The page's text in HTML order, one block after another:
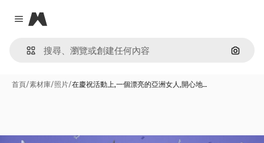
Close menu
Magnific
通過圖
首頁/素材庫/照片/在慶祝活動上,一個漂亮的亞洲女人,開心地…